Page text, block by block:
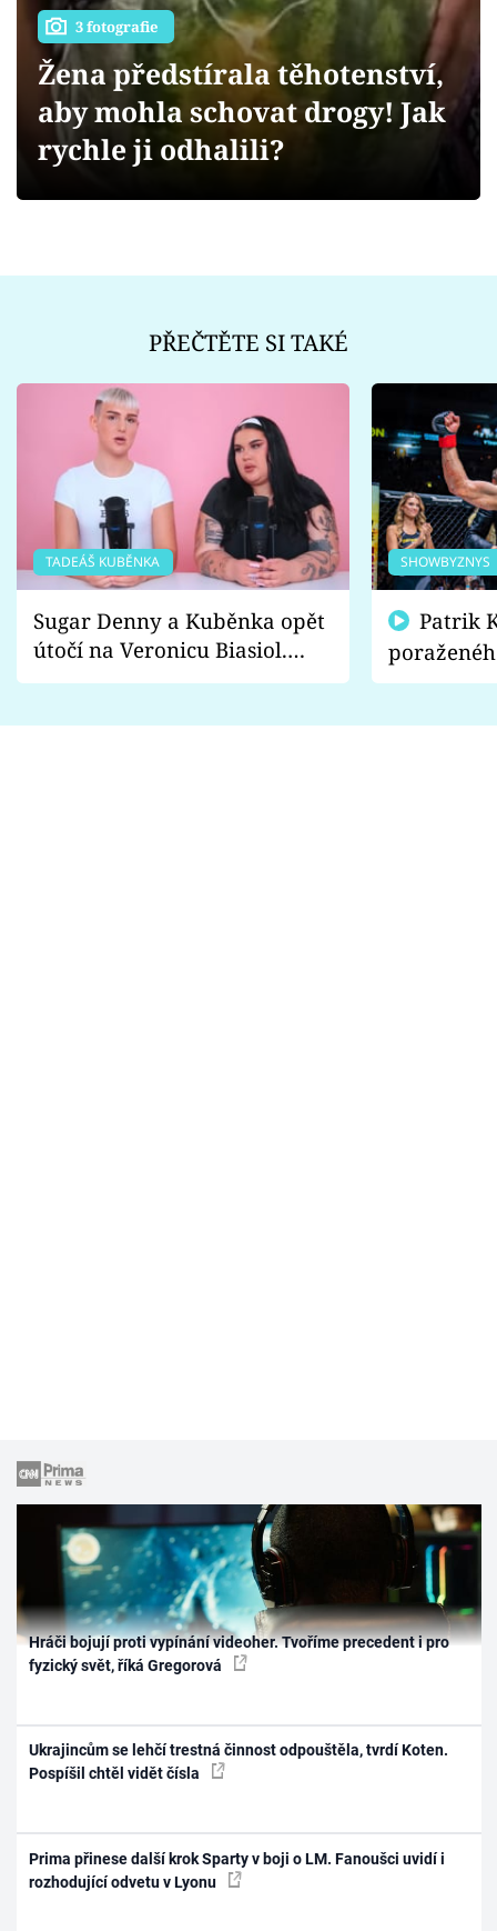
Videa
Sledujte prima+
3 fotografie
Žena předstírala těhotenství,
aby mohla schovat drogy! Jak
rychle ji odhalili?
PŘEČTĚTE SI TAKÉ
TADEÁŠ KUBĚNKA
Sugar Denny a Kuběnka opět
útočí na Veronicu Biasiol.
Proč je podle nich falešná a
SHOWBYZNYS
fanoušci
Hráči bojují proti vypínání videoher. Tvoříme precedent i pro
fyzický svět, říká Gregorová
Ukrajincům se lehčí trestná činnost odpouštěla, tvrdí Koten.
Pospíšil chtěl vidět čísla
Prima přinese další krok Sparty v boji o LM. Fanoušci uvidí i
rozhodující odvetu v Lyonu